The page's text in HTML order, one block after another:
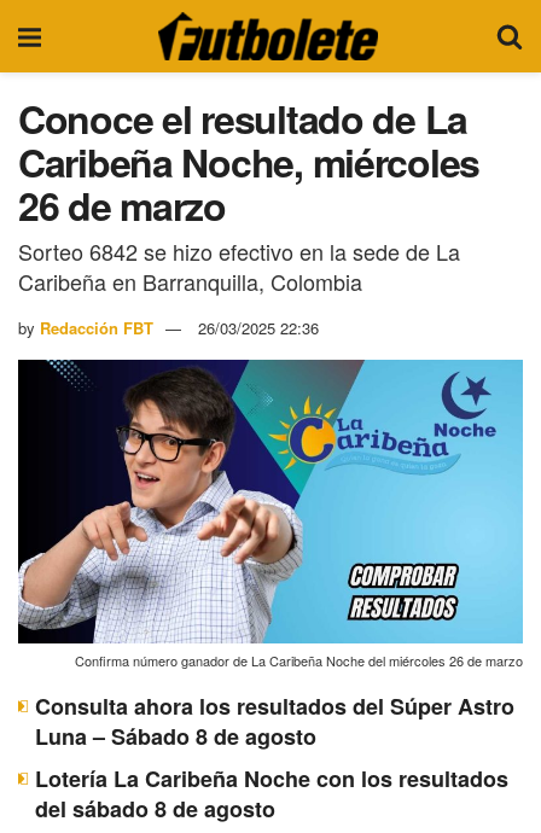
Conoce el resultado de La
Caribeña Noche, miércoles
26 de marzo
Sorteo 6842 se hizo efectivo en la sede de La
Caribeña en Barranquilla, Colombia
by Redacción FBT 26/03/2025 22:36
Confirma número ganador de La Caribeña Noche del miércoles 26 de marzo
Consulta ahora los resultados del Súper Astro
Luna – Sábado 8 de agosto
Lotería La Caribeña Noche con los resultados
del sábado 8 de agosto